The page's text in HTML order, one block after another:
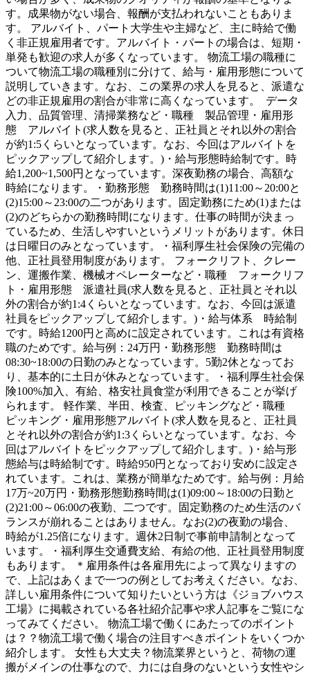
す。成果物がない場合、報酬が支払われないこともありま
す。 アルバイト、パート大学生や主婦など、主に時給で働
く非正規雇用者です。アルバイト・パートの場合は、短期・
単発も歓迎の求人が多くなっています。 物流工場の職種に
ついて物流工場の職種別に分けて、給与・雇用形態について
説明していきます。なお、この業界の求人を見ると、派遣な
どの非正規雇用の割合が非常に高くなっています。 データ
入力、品質管理、清掃業務など・職種 製品管理・雇用形
態 アルバイト(求人数を見ると、正社員とそれ以外の割合
が約1:5くらいとなっています。なお、今回はアルバイトを
ピックアップして紹介します。)・給与形態時給制です。時
給1,200~1,500円となっています。深夜勤務の場合、高額な
時給になります。・勤務形態 勤務時間は(1)11:00～20:00と
(2)15:00～23:00の二つがあります。固定勤務にため(1)または
(2)のどちらかの勤務時間になります。仕事の時間が決まっ
ているため、生活しやすいというメリットがあります。休日
は日曜日のみとなっています。・福利厚生社会保険の完備の
他、正社員登用制度があります。 フォークリフト、クレー
ン、運搬作業、機械オペレーターなど・職種 フォークリフ
ト・雇用形態 派遣社員(求人数を見ると、正社員とそれ以
外の割合が約1:4くらいとなっています。なお、今回は派遣
社員をピックアップして紹介します。)・給与体系 時給制
です。時給1200円と高めに設定されています。これは有資格
職のためです。給与例：24万円・勤務形態 勤務時間は
08:30~18:00の日勤のみとなっています。5勤2休となってお
り、基本的に土日が休みとなっています。・福利厚生社会保
険100%加入、有給、格安社員食堂が利用できることが挙げ
られます。 軽作業、半田、検査、ピッキングなど・職種
ピッキング・雇用形態アルバイト(求人数を見ると、正社員
とそれ以外の割合が約1:3くらいとなっています。なお、今
回はアルバイトをピックアップして紹介します。)・給与形
態給与は時給制です。時給950円となっており安めに設定さ
れています。これは、業務が簡単なためです。給与例：月給
17万~20万円・勤務形態勤務時間は(1)09:00～18:00の日勤と
(2)21:00～06:00の夜勤、二つです。固定勤務のため生活のバ
ランスが崩れることはありません。なお(2)の夜勤の場合、
時給が1.25倍になります。週休2日制で事前申請制となって
います。・福利厚生交通費支給、有給の他、正社員登用制度
もあります。 ＊雇用条件は各雇用先によって異なりますの
で、上記はあくまで一つの例としてお考えください。なお、
詳しい雇用条件について知りたいという方は《ジョブハウス
工場》に掲載されている各社紹介記事や求人記事をご覧にな
ってみてください。 物流工場で働くにあたってのポイント
は？？物流工場で働く場合の注目すべきポイントをいくつか
紹介します。 女性も大丈夫？物流業界というと、荷物の運
搬がメインの仕事なので、力には自身のないという女性やシ